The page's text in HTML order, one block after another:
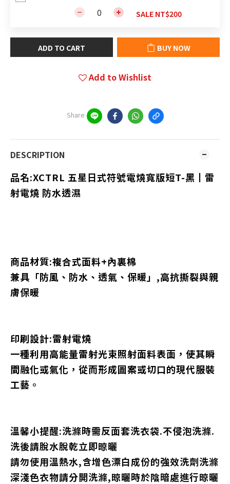
SALE NT$200
ADD TO CART BUY NOW
Add to Wishlist
Share
DESCRIPTION
品名:XCTRL 五星日式符號電燒寬版短T-黑┃雷
射電燒 防水透濕
商品材質:複合式面料+內裏棉
兼具「防風、防水、透氣、保暖」,高抗撕裂與親
膚保暖
印刷設計:雷射電燒
一種利用高能量雷射光束照射面料表面，使其瞬
間融化或氣化，從而形成圖案或切口的現代服裝
工藝。
溫馨小提醒:洗滌時需反面套洗衣袋.不侵泡洗滌.
洗後請脫水脫乾立即晾曬
請勿使用溫熱水,含增色漂白成份的強效洗劑洗滌
深淺色衣物請分開洗滌,晾曬時於陰暗處進行晾曬